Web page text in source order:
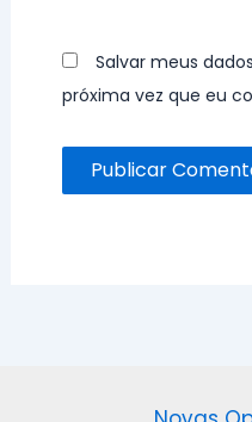
Salvar meus
próxima vez que eu